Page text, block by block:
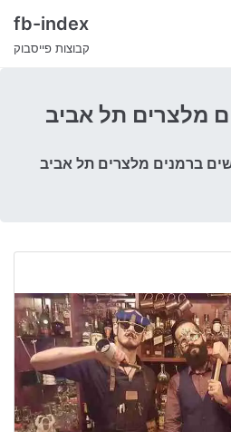
fb-index
קבוצות פייסבוק
הפייסבוק המצחיקות בישראל
ישראלים בחו”ל
דרושים ועבודות
סאבלט
הייטק
סטודנטים
טיולים בישראל
עמוד הבית
מלצרים תל אביב
ברמנים מלצרים תל אביב